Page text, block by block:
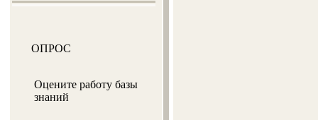
ОПРОС
Оцените работу базы
знаний